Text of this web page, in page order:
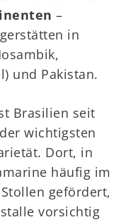
–
in
und Pakistan.
Brasilien seit
wichtigsten
Dort, in
häufig im
gefördert,
vorsichtig